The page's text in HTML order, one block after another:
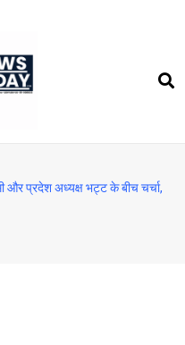
प्रदेश अध्यक्ष भट्ट के बीच चर्चा,